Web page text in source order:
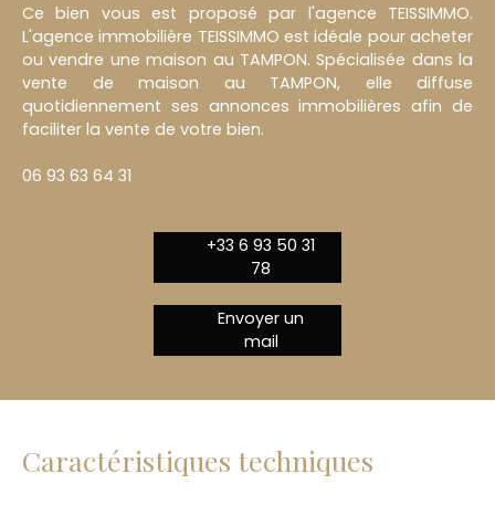
Ce bien vous est proposé par l'agence TEISSIMMO.
L'agence immobilière TEISSIMMO est idéale pour acheter
ou vendre une maison au TAMPON. Spécialisée dans la
vente de maison au TAMPON, elle diffuse
quotidiennement ses annonces immobilières afin de
faciliter la vente de votre bien.
06 93 63 64 31
+33 6 93 50 31
78
Envoyer un
mail
Caractéristiques techniques